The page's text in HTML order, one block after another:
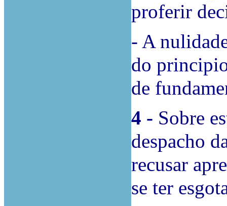
proferir
- A
do
de
4 - Sobre
despacho
recusar
se ter